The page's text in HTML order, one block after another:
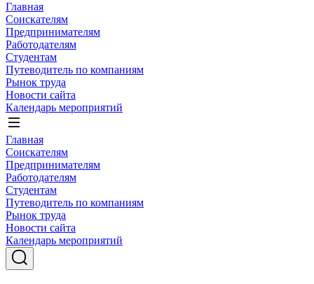
Главная
Соискателям
Предпринимателям
Работодателям
Студентам
Путеводитель по компаниям
Рынок труда
Новости сайта
Календарь мероприятий
Главная
Соискателям
Предпринимателям
Работодателям
Студентам
Путеводитель по компаниям
Рынок труда
Новости сайта
Календарь мероприятий